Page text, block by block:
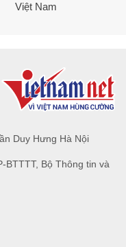
Việt Nam
Duy Hưng Hà Nội
BTTTT, Bộ Thông tin và